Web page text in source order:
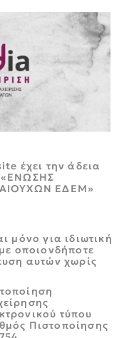
έχει την άδεια
«ΕΝΩΣΗΣ
ΕΔΕΜ»
μόνο για ιδιωτική
οποιονδήποτε
αυτών χωρίς
τύπου
Πιστοποίησης